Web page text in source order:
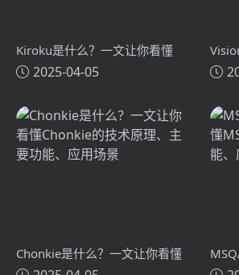
Kiroku是什么？一文让你看懂
Kiroku的技术原理、主要功能、
2025-04-05
么？
主要
Chonkie是什么？一文让你看懂